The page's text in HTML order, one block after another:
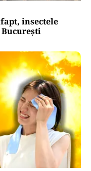
insectele